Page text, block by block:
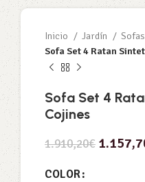
Inicio Jardín
Sofas
Sofa Set 4 Ratan
Sofa Set 4
Cojines
1.910,20€
COLOR